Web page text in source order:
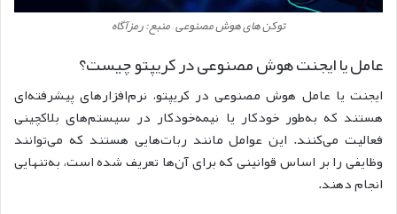
توکن های هوش مصنوعی – منبع: رمزآگاه
عامل یا ایجنت هوش مصنوعی در کریپتو چیست؟
ایجنت یا عامل هوش مصنوعی در کریپتو، نرم‌افزارهای پیشرفته‌ای
هستند که به‌طور خودکار یا نیمه‌خودکار در سیستم‌های بلاکچینی
فعالیت می‌کنند. این عوامل مانند ربات‌هایی هستند که می‌توانند
وظایفی را بر اساس قوانینی که برای آن‌ها تعریف شده است، به‌تنهایی
انجام دهند.